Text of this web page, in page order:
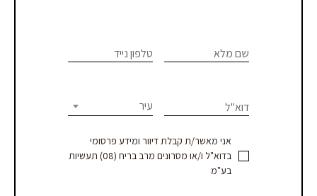
קשר
עמוד
מוצר
-
שם מלא טלפון נייד
דוא"ל עיר
אני מאשר/ת קבלת דיוור ומידע פרסומי
בדוא"ל ו/או מסרונים מרב בריח (08) תעשיות
בע"מ
are
this
field
blank.